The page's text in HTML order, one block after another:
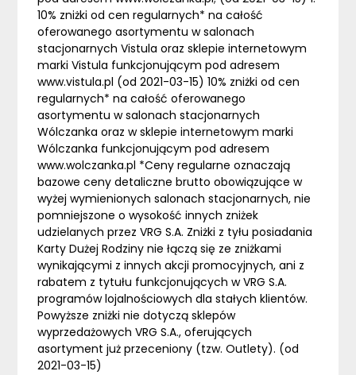
10% zniżki od cen regularnych* na całość
oferowanego asortymentu w salonach
stacjonarnych Vistula oraz sklepie internetowym
marki Vistula funkcjonującym pod adresem
www.vistula.pl (od 2021-03-15) 10% zniżki od cen
regularnych* na całość oferowanego
asortymentu w salonach stacjonarnych
Wólczanka oraz w sklepie internetowym marki
Wólczanka funkcjonującym pod adresem
www.wolczanka.pl *Ceny regularne oznaczają
bazowe ceny detaliczne brutto obowiązujące w
wyżej wymienionych salonach stacjonarnych, nie
pomniejszone o wysokość innych zniżek
udzielanych przez VRG S.A. Zniżki z tyłu posiadania
Karty Dużej Rodziny nie łączą się ze zniżkami
wynikającymi z innych akcji promocyjnych, ani z
rabatem z tytułu funkcjonujących w VRG S.A.
programów lojalnościowych dla stałych klientów.
Powyższe zniżki nie dotyczą sklepów
wyprzedażowych VRG S.A., oferujących
asortyment już przeceniony (tzw. Outlety). (od
2021-03-15)